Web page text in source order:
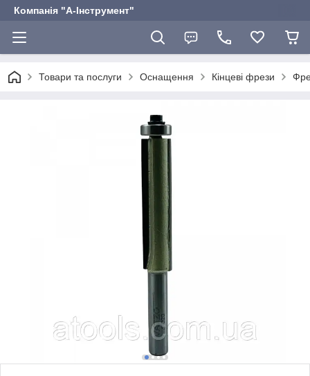
Компанія "А-Інструмент"
Товари та послуги Оснащення Кінцеві фрези